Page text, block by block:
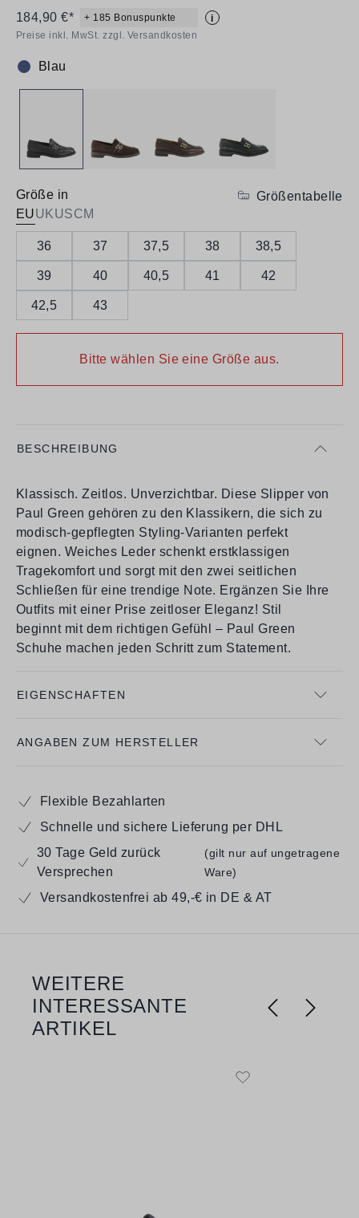
184,90 €* + 185 Bonuspunkte
i
Preise inkl. MwSt. zzgl. Versandkosten
Farbe:
Blau
Größe in
EUUKUSCM
Größentabelle
36 37 37,5 38 38,5
39 40 40,5 41 42
42,5 43
Bitte wählen Sie eine Größe aus.
BESCHREIBUNG
Klassisch. Zeitlos. Unverzichtbar. Diese Slipper von
Paul Green gehören zu den Klassikern, die sich zu
modisch-gepflegten Styling-Varianten perfekt
eignen. Weiches Leder schenkt erstklassigen
Tragekomfort und sorgt mit den zwei seitlichen
Schließen für eine trendige Note. Ergänzen Sie Ihre
Outfits mit einer Prise zeitloser Eleganz! Stil
beginnt mit dem richtigen Gefühl – Paul Green
Schuhe machen jeden Schritt zum Statement.
EIGENSCHAFTEN
ANGABEN ZUM HERSTELLER
Flexible Bezahlarten
Schnelle und sichere Lieferung per DHL
30 Tage Geld zurück
Versprechen
(gilt nur auf ungetragene
Ware)
Versandkostenfrei ab 49,-€ in DE & AT
Produktgalerie überspringen
WEITERE
INTERESSANTE
ARTIKEL